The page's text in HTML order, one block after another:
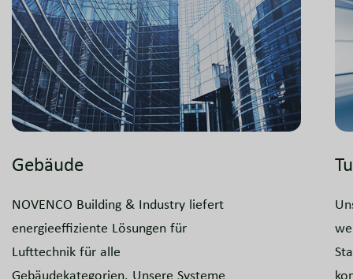
Gebäude
NOVENCO Building & Industry liefert
energieeffiziente Lösungen für
Lufttechnik für alle
Gebäudekategorien. Unsere Systeme